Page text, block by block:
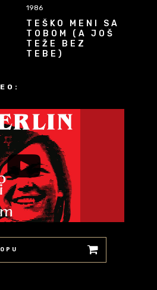
1986
TEŠKO MENI SA
TOBOM (A JOŠ
TEŽE BEZ
TEBE)